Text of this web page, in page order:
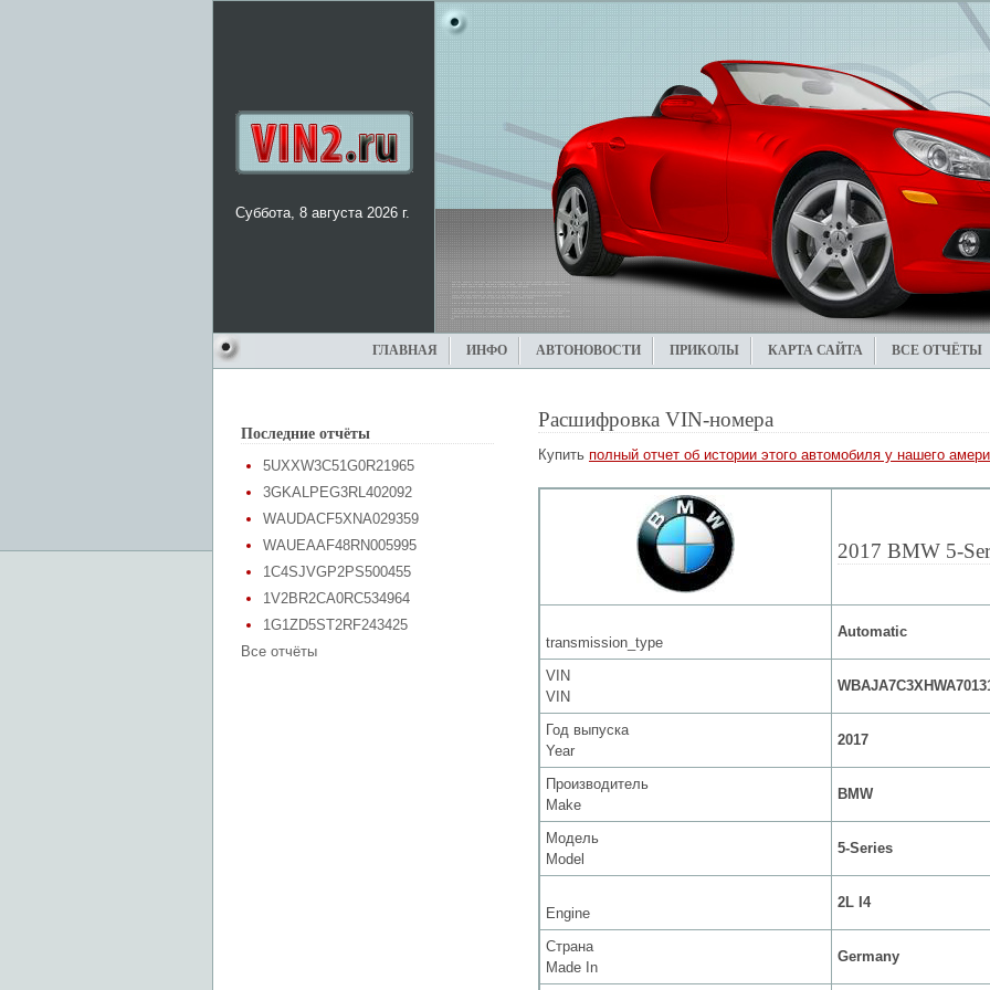
Суббота, 8 августа 2026 г.
ГЛАВНАЯ ИНФО АВТОНОВОСТИ ПРИКОЛЫ КАРТА САЙТА ВСЕ ОТЧЁТЫ
Последние отчёты
5UXXW3C51G0R21965
3GKALPEG3RL402092
WAUDACF5XNA029359
WAUEAAF48RN005995
1C4SJVGP2PS500455
1V2BR2CA0RC534964
1G1ZD5ST2RF243425
Все отчёты
Расшифровка VIN-номера
Купить полный отчет об истории этого автомобиля у нашего
2017 BMW 5-
transmission_type
Automatic
VIN
VIN
Год выпуска
Year
2017
Производитель
Make
BMW
Модель
Model
5-Series
Engine
2L I4
Страна
Made In
Germany